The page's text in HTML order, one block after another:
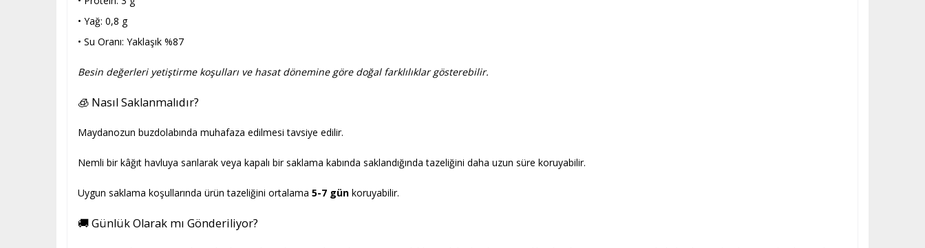
• Yağ: 0,8 g
• Su Oranı: Yaklaşık %87
Besin değerleri yetiştirme koşulları ve hasat dönemine göre doğal farklılıklar gösterebilir.
🧊 Nasıl Saklanmalıdır?
Maydanozun buzdolabında muhafaza edilmesi tavsiye edilir.
Nemli bir kâğıt havluya sarılarak veya kapalı bir saklama kabında saklandığında tazeliğini daha uzun süre koruyabilir.
Uygun saklama koşullarında ürün tazeliğini ortalama 5-7 gün koruyabilir.
🚚 Günlük Olarak mı Gönderiliyor?